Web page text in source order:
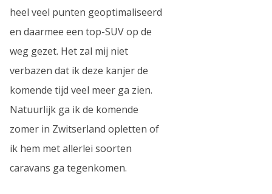
heel veel punten geoptimaliseerd
en daarmee een top-SUV op de
weg gezet. Het zal mij niet
verbazen dat ik deze kanjer de
komende tijd veel meer ga zien.
Natuurlijk ga ik de komende
zomer in Zwitserland opletten of
ik hem met allerlei soorten
caravans ga tegenkomen.